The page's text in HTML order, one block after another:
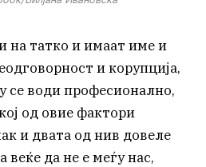
на татко и имаат име и
и корупција,
се води професионално,
од овие фактори
и двата од нив довеле
да не е меѓу нас,